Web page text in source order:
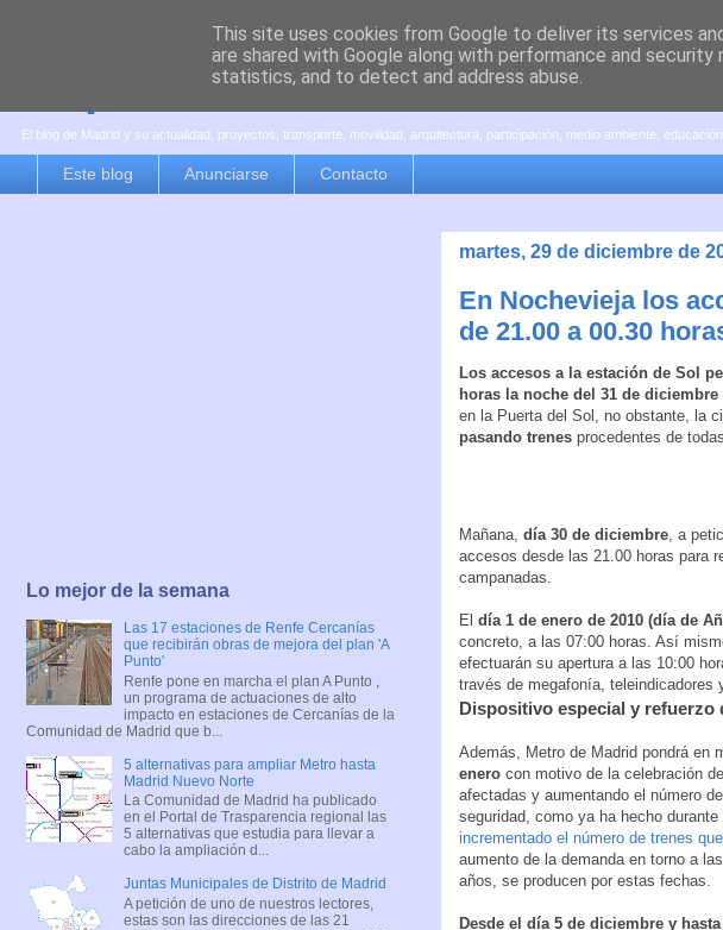
es por madrid
El blog de Madrid y su actualidad, proyectos, transporte, movilidad, arquitectura, participación, medio ambiente, educación,
Este blog Anunciarse Contacto
martes, 29 de diciembre de
En Nochevieja los
de 21.00 a 00.30
Los accesos a la estación de Sol
horas la noche del 31 de diciembre
en la Puerta del Sol, no obstante, la
pasando trenes procedentes de
Mañana, día 30 de diciembre , a
accesos desde las 21.00 horas para
campanadas.
El día 1 de enero de 2010 (día de
concreto, a las 07:00 horas. Así
efectuarán su apertura a las 10:00
través de megafonía, teleindicadores
Dispositivo especial y refuerzo
Además, Metro de Madrid pondrá en
enero con motivo de la celebración
afectadas y aumentando el número
seguridad, como ya ha hecho
incrementado el número de trenes
aumento de la demanda en torno a
años, se producen por estas fechas.
Desde el día 5 de diciembre y
Lo mejor de la semana
Las 17 estaciones de Renfe Cercanías
que recibirán obras de mejora del plan 'A
Punto'
Renfe pone en marcha el plan A Punto ,
un programa de actuaciones de alto
impacto en estaciones de Cercanías de la
Comunidad de Madrid que b...
5 alternativas para ampliar Metro hasta
Madrid Nuevo Norte
La Comunidad de Madrid ha publicado
en el Portal de Trasparencia regional las
5 alternativas que estudia para llevar a
cabo la ampliación d...
Juntas Municipales de Distrito de Madrid
A petición de uno de nuestros lectores,
estas son las direcciones de las 21
This site uses cookies from Google to deliver its services
are shared with Google along with performance and
statistics, and to detect and address abuse.